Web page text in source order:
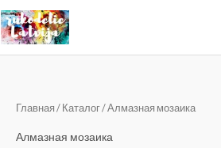
Перейти
к
содержимому
Главная / Каталог/ Алмазная мозаика
Алмазная мозаика